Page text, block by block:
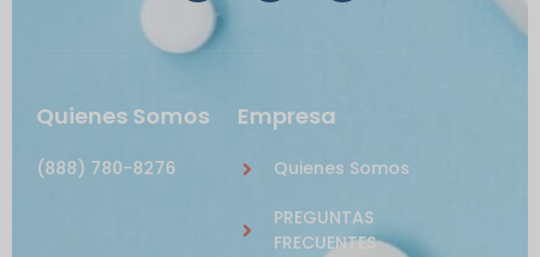
Quienes Somos
(888) 780-8276
Empresa
Quienes Somos
PREGUNTAS
FRECUENTES